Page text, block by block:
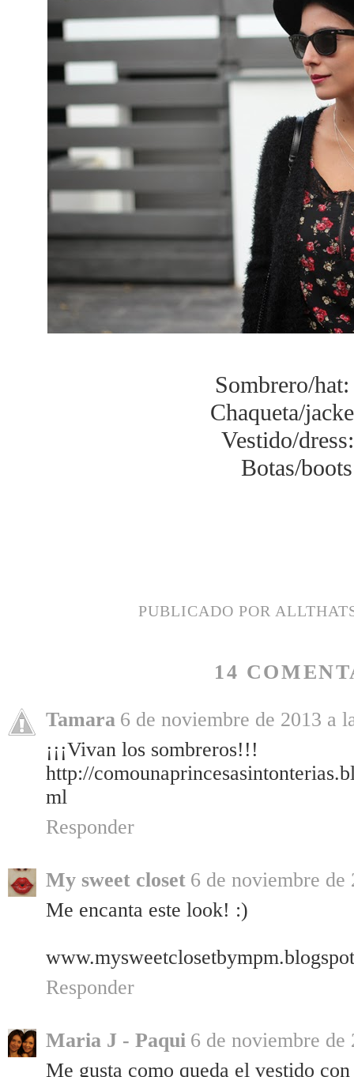
Sombrero/
Chaqueta/
Vestido/
Botas/
PUBLICADO POR
14
Tamara 6 de noviembre de 2013 a
¡¡¡Vivan los sombreros!!!
http://
ml
Responder
My sweet closet 6 de noviembre de
Me encanta este look! :)
Responder
Maria J - Paqui 6 de noviembre de
Me gusta como queda el vestido